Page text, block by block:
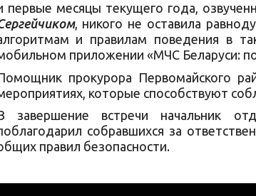
первые месяцы текущего года,
, никого не оставила
и правилам поведения в
приложении «МЧС Беларуси:
прокурора Первомайского
которые способствуют
завершение встречи начальник
собравшихся за
правил безопасности.